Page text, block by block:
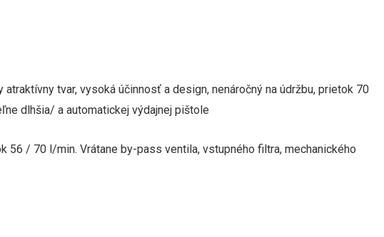
tvar, vysoká účinnosť a design, nenáročný na údržbu, prietok 70
dlhšia/ a automatickej výdajnej pištole
56 / 70 l/min. Vrátane by-pass ventila, vstupného filtra, mechanického